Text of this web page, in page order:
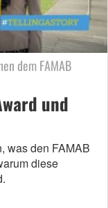
dem FAMAB
und
was den FAMAB
diese